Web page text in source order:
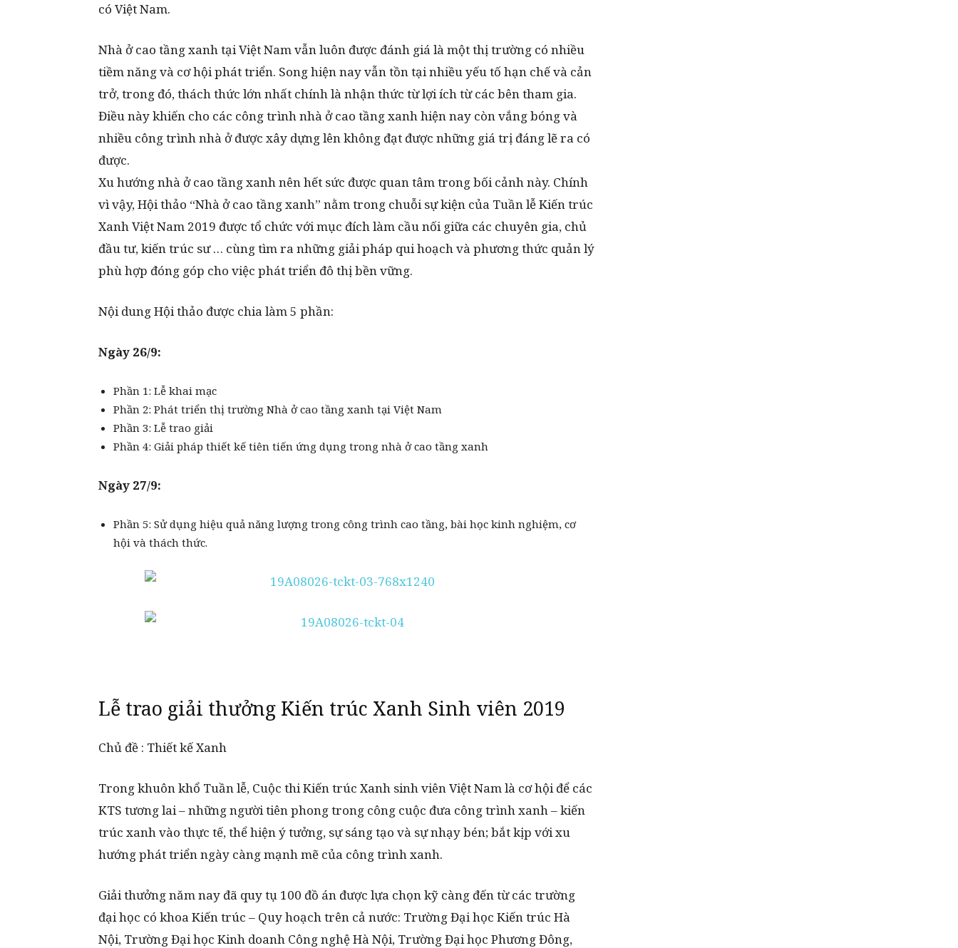
có Việt Nam.
Nhà ở cao tầng xanh tại Việt Nam vẫn luôn được đánh giá là một thị trường có nhiều
tiềm năng và cơ hội phát triển. Song hiện nay vẫn tồn tại nhiều yếu tố hạn chế và cản
trở, trong đó, thách thức lớn nhất chính là nhận thức từ lợi ích từ các bên tham gia.
Điều này khiến cho các công trình nhà ở cao tầng xanh hiện nay còn vắng bóng và
nhiều công trình nhà ở được xây dựng lên không đạt được những giá trị đáng lẽ ra có
được.
Xu hướng nhà ở cao tầng xanh nên hết sức được quan tâm trong bối cảnh này. Chính
vì vậy, Hội thảo “Nhà ở cao tầng xanh” nằm trong chuỗi sự kiện của Tuần lễ Kiến trúc
Xanh Việt Nam 2019 được tổ chức với mục đích làm cầu nối giữa các chuyên gia, chủ
đầu tư, kiến trúc sư … cùng tìm ra những giải pháp qui hoạch và phương thức quản lý
phù hợp đóng góp cho việc phát triển đô thị bền vững.
Nội dung Hội thảo được chia làm 5 phần:
Ngày 26/9:
Phần 1: Lễ khai mạc
Phần 2: Phát triển thị trường Nhà ở cao tầng xanh tại Việt Nam
Phần 3: Lễ trao giải
Phần 4: Giải pháp thiết kế tiên tiến ứng dụng trong nhà ở cao tầng xanh
Ngày 27/9:
Phần 5: Sử dụng hiệu quả năng lượng trong công trình cao tầng, bài học kinh nghiệm, cơ
hội và thách thức.
Lễ trao giải thưởng Kiến trúc Xanh Sinh viên 2019
Chủ đề : Thiết kế Xanh
Trong khuôn khổ Tuần lễ, Cuộc thi Kiến trúc Xanh sinh viên Việt Nam là cơ hội để các
KTS tương lai – những người tiên phong trong công cuộc đưa công trình xanh – kiến
trúc xanh vào thực tế, thể hiện ý tưởng, sự sáng tạo và sự nhạy bén; bắt kịp với xu
hướng phát triển ngày càng mạnh mẽ của công trình xanh.
Giải thưởng năm nay đã quy tụ 100 đồ án được lựa chọn kỹ càng đến từ các trường
đại học có khoa Kiến trúc – Quy hoạch trên cả nước: Trường Đại học Kiến trúc Hà
Nội, Trường Đại học Kinh doanh Công nghệ Hà Nội, Trường Đại học Phương Đông,